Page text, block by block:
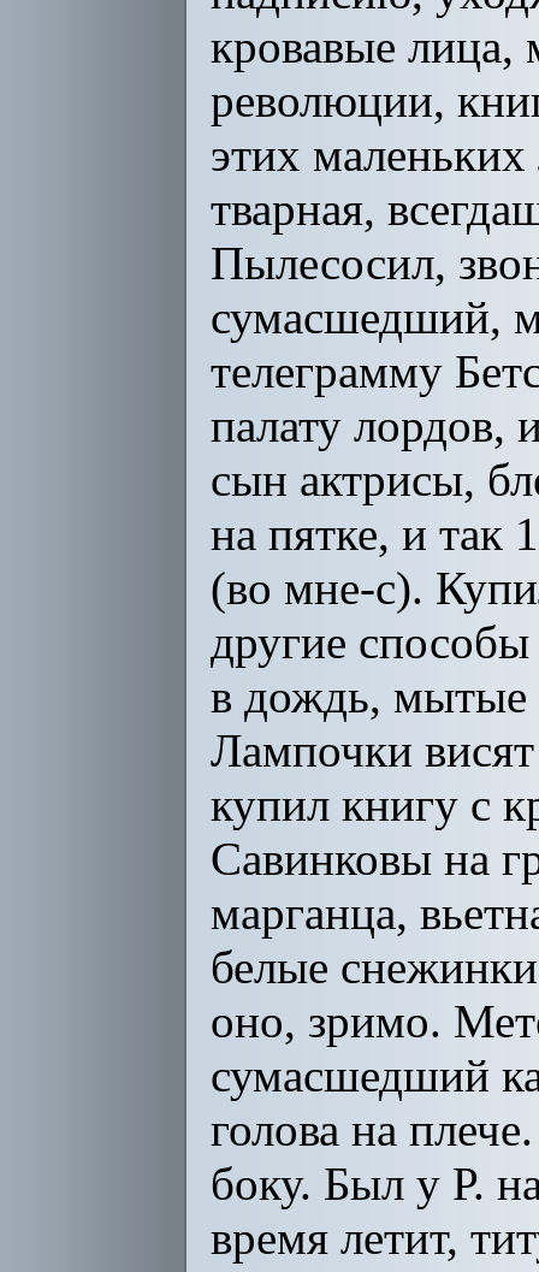
кровавые
революции,
этих
тварная,
Пылесосил,
сумасшедший,
телеграмму
палату лордов,
сын актрисы,
на пятке, и так
(во мне-с).
другие
в дождь, мытые
Лампочки
купил книгу с
Савинковы на
марганца,
белые
оно, зримо.
сумасшедший
голова на
боку. Был у Р.
время летит,